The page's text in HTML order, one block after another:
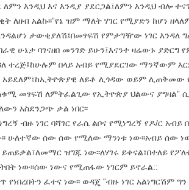
እንዲህ እና እንዲያ ያደርጋል፤ለምን እንዲህ ብሎ
ለዘብ አልኩ፡፡”የኔ ዝም ማለት ሃገር የሚያድን ከሆነ
እንዳልሆነ ታውቂያለሽ፤በመፃፍሽ የምታግዥው ነገር እንዳለ
ሁኔታ ባገናዘበ መንገድ ይሁን፤እናንተ ዛሬውኑ ያድርግ
ተረጅ፤ከሁሉም በላይ አብይ የሚያደርገው ማንኛውም
አይደለም፤ከኢትዮጵያዊ ለይቶ ሊጎዳው ወይም ሊጠቅመው
መፃፍሽ ለምትፈልጊው የኢትዮጵያ ህልውና ያግዛል”
አስደንጋጭ ቃል ነበር፡፡
ብዙ ነገር ባሻገር የራሴ ልቦና የሚነግረኝ የዶ/ር አብይ
ሁለተኛው ሰው ሰው የሚለው ማንነቱ ነው፡፡አብይ ሰው
ዝግጁ ነው፡፡ለሃገሩ ይቀናል፤በተለይ
ነው፡፡ሰው ነውና የሚጠፋው ነገርም ይኖራል::
ፈተና ነው፡፡ ወዳጄ “ብዙ ነገር አልነግርሽም